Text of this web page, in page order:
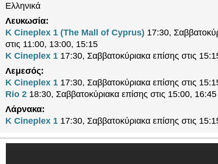
Ελληνικά
Λευκωσία:
K Cineplex 1 (The Mall of Cyprus) 17:30,
στις 11:00, 13:00, 15:15
K Cineplex 1 17:30, Σαββατοκύριακα επίσης στις
Λεμεσός:
K Cineplex 1 17:30, Σαββατοκύριακα επίσης στις
Rio 2 18:30, Σαββατοκύριακα επίσης στις 15:00, 16:45
Λάρνακα:
K Cineplex 1 17:30, Σαββατοκύριακα επίσης στις